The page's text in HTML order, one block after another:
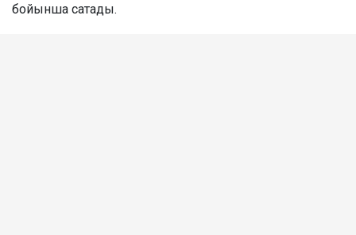
бойынша сатады.